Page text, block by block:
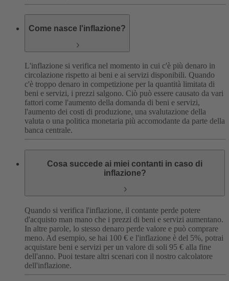
Come nasce l'inflazione?
L'inflazione si verifica nel momento in cui c'è più denaro in
circolazione rispetto ai beni e ai servizi disponibili. Quando
c'è troppo denaro in competizione per la quantità limitata di
beni e servizi, i prezzi salgono. Ciò può essere causato da vari
fattori come l'aumento della domanda di beni e servizi,
l'aumento dei costi di produzione, una svalutazione della
valuta o una politica monetaria più accomodante da parte della
banca centrale.
Cosa succede ai miei contanti in caso di
inflazione?
Quando si verifica l'inflazione, il contante perde potere
d'acquisto man mano che i prezzi di beni e servizi aumentano.
In altre parole, lo stesso denaro perde valore e può comprare
meno. Ad esempio, se hai 100 € e l'inflazione è del 5%, potrai
acquistare beni e servizi per un valore di soli 95 € alla fine
dell'anno. Puoi testare altri scenari con il nostro calcolatore
dell'inflazione.